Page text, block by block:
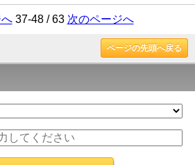
37-48 / 63 次のページへ
ページの先頭へ戻る